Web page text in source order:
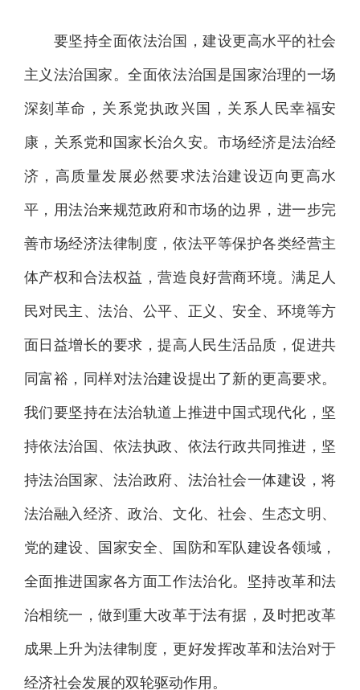
要坚持全面依法治国，建设更高水平的社会
主义法治国家。全面依法治国是国家治理的一场
深刻革命，关系党执政兴国，关系人民幸福安
康，关系党和国家长治久安。市场经济是法治经
济，高质量发展必然要求法治建设迈向更高水
平，用法治来规范政府和市场的边界，进一步完
善市场经济法律制度，依法平等保护各类经营主
体产权和合法权益，营造良好营商环境。满足人
民对民主、法治、公平、正义、安全、环境等方
面日益增长的要求，提高人民生活品质，促进共
同富裕，同样对法治建设提出了新的更高要求。
我们要坚持在法治轨道上推进中国式现代化，坚
持依法治国、依法执政、依法行政共同推进，坚
持法治国家、法治政府、法治社会一体建设，将
法治融入经济、政治、文化、社会、生态文明、
党的建设、国家安全、国防和军队建设各领域，
全面推进国家各方面工作法治化。坚持改革和法
治相统一，做到重大改革于法有据，及时把改革
成果上升为法律制度，更好发挥改革和法治对于
经济社会发展的双轮驱动作用。